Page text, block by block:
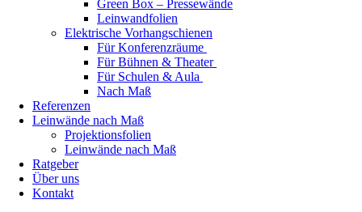
Green Box – Pressewände
Leinwandfolien
Elektrische Vorhangschienen
Für Konferenzräume
Für Bühnen & Theater
Für Schulen & Aula
Nach Maß
Referenzen
Leinwände nach Maß
Projektionsfolien
Leinwände nach Maß
Ratgeber
Über uns
Kontakt